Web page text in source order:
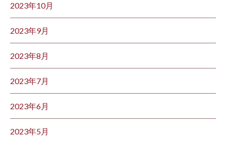
2023年10月
2023年9月
2023年8月
2023年7月
2023年6月
2023年5月